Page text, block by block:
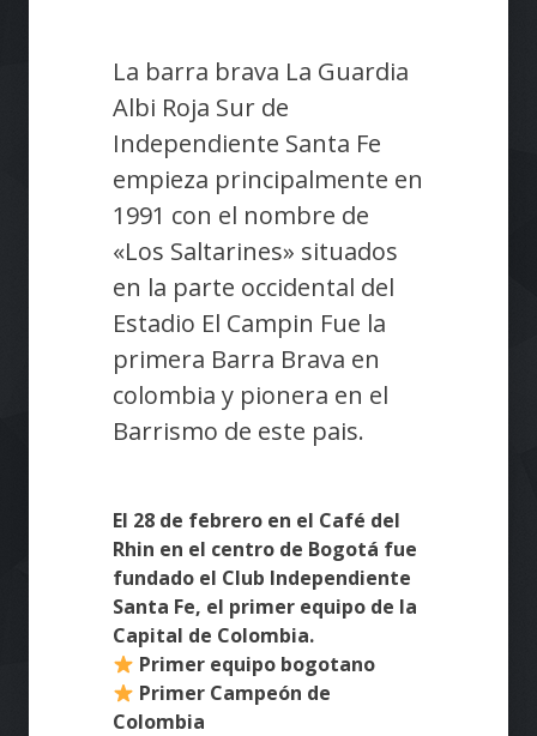
La barra brava La Guardia
Albi Roja Sur de
Independiente Santa Fe
empieza principalmente en
1991 con el nombre de
«Los Saltarines» situados
en la parte occidental del
Estadio El Campin Fue la
primera Barra Brava en
colombia y pionera en el
Barrismo de este pais.
El 28 de febrero en el Café del
Rhin en el centro de Bogotá fue
fundado el Club Independiente
Santa Fe, el primer equipo de la
Capital de Colombia.
Primer equipo bogotano
Primer Campeón de
Colombia